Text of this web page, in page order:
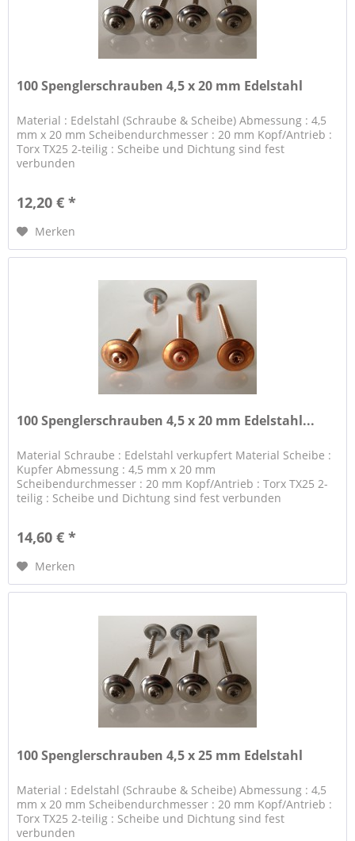
100 Spenglerschrauben 4,5 x 20 mm Edelstahl
Material : Edelstahl (Schraube & Scheibe) Abmessung : 4,5
mm x 20 mm Scheibendurchmesser : 20 mm Kopf/Antrieb :
Torx TX25 2-teilig : Scheibe und Dichtung sind fest
verbunden
12,20 € *
Merken
100 Spenglerschrauben 4,5 x 20 mm Edelstahl...
Material Schraube : Edelstahl verkupfert Material Scheibe :
Kupfer Abmessung : 4,5 mm x 20 mm
Scheibendurchmesser : 20 mm Kopf/Antrieb : Torx TX25 2-
teilig : Scheibe und Dichtung sind fest verbunden
14,60 € *
Merken
100 Spenglerschrauben 4,5 x 25 mm Edelstahl
Material : Edelstahl (Schraube & Scheibe) Abmessung : 4,5
mm x 20 mm Scheibendurchmesser : 20 mm Kopf/Antrieb :
Torx TX25 2-teilig : Scheibe und Dichtung sind fest
verbunden